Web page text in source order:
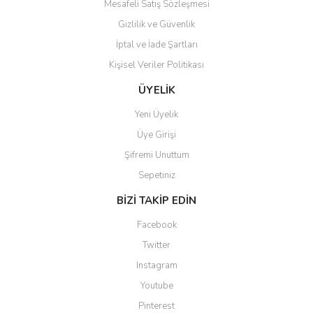
Gönder
Mesafeli Satış Sözleşmesi
Gizlilik ve Güvenlik
İptal ve İade Şartları
Kişisel Veriler Politikası
ÜYELİK
Yeni Üyelik
Üye Girişi
Şifremi Unuttum
Sepetiniz
BİZİ TAKİP EDİN
Facebook
Twitter
Instagram
Youtube
Pinterest